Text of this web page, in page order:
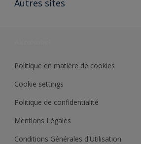
Autres sites
Politique en matière de cookies
Cookie settings
Politique de confidentialité
Mentions Légales
Conditions Générales d'Utilisation